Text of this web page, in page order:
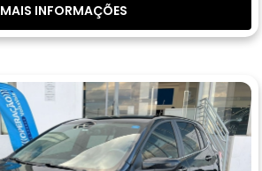
MAIS INFORMAÇÕES